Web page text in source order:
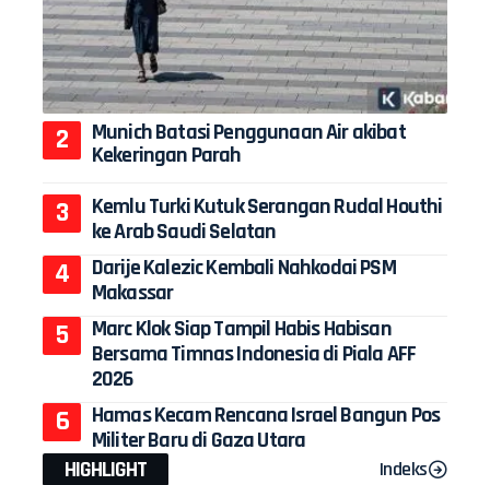
Munich Batasi Penggunaan Air akibat
Kekeringan Parah
Kemlu Turki Kutuk Serangan Rudal Houthi
ke Arab Saudi Selatan
Darije Kalezic Kembali Nahkodai PSM
Makassar
Marc Klok Siap Tampil Habis Habisan
Bersama Timnas Indonesia di Piala AFF
2026
Hamas Kecam Rencana Israel Bangun Pos
Militer Baru di Gaza Utara
HIGHLIGHT
Indeks